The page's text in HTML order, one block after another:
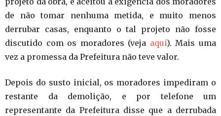
de não tomar nenhuma metida, e muito menos
derrubar casas, enquanto o tal projeto não fosse
discutido com os moradores (veja aqui). Mais uma
vez a promessa da Prefeitura não teve valor.
Depois do susto inicial, os moradores impediram o
restante da demolição, e por telefone um
representante da Prefeitura disse que a derrubada